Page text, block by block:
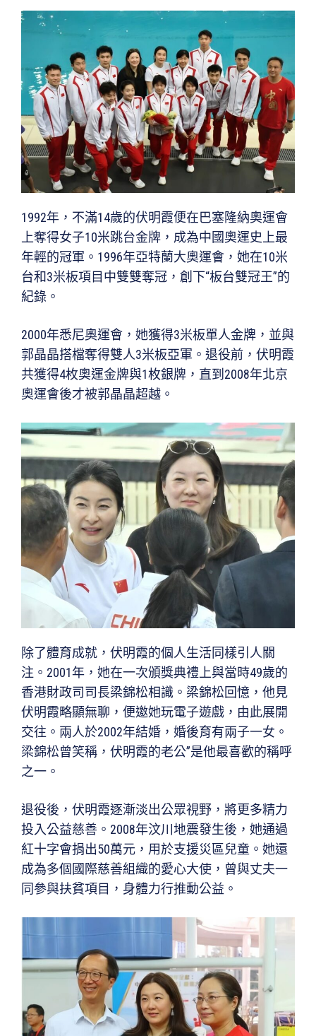
1992年，不滿14歲的伏明霞便在巴塞隆納奧運會
上奪得女子10米跳台金牌，成為中國奧運史上最
年輕的冠軍。1996年亞特蘭大奧運會，她在10米
台和3米板項目中雙雙奪冠，創下“板台雙冠王”的
紀錄。
2000年悉尼奧運會，她獲得3米板單人金牌，並與
郭晶晶搭檔奪得雙人3米板亞軍。退役前，伏明霞
共獲得4枚奧運金牌與1枚銀牌，直到2008年北京
奧運會後才被郭晶晶超越。
除了體育成就，伏明霞的個人生活同樣引人關
注。2001年，她在一次頒獎典禮上與當時49歲的
香港財政司司長梁錦松相識。梁錦松回憶，他見
伏明霞略顯無聊，便邀她玩電子遊戲，由此展開
交往。兩人於2002年結婚，婚後育有兩子一女。
梁錦松曾笑稱，伏明霞的老公”是他最喜歡的稱呼
之一。
退役後，伏明霞逐漸淡出公眾視野，將更多精力
投入公益慈善。2008年汶川地震發生後，她通過
紅十字會捐出50萬元，用於支援災區兒童。她還
成為多個國際慈善組織的愛心大使，曾與丈夫一
同參與扶貧項目，身體力行推動公益。